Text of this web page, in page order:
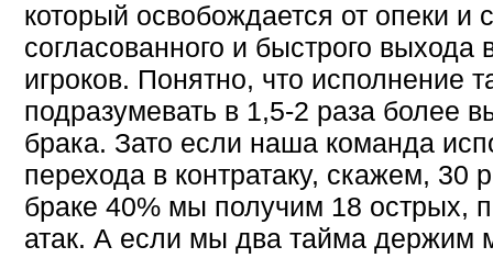
который освобождается от опеки и
согласованного и быстрого выхода
игроков. Понятно, что исполнение
подразумевать в 1,5-2 раза более
брака. Зато если наша команда
перехода в контратаку, скажем, 30
браке 40% мы получим 18 острых,
атак. А если мы два тайма держим